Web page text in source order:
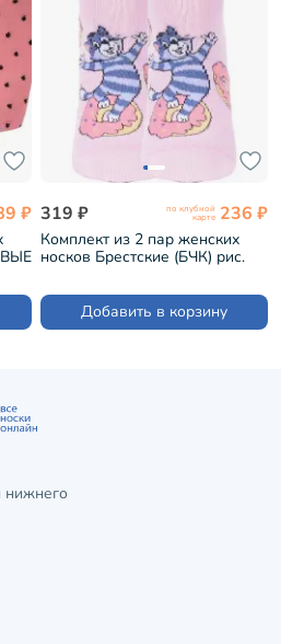
₽ 319 ₽ по клубной
карте 236 ₽
Комплект из 2 пар женских
носков Брестские (БЧК) рис.
23С1160)
Добавить в корзину
нижнего